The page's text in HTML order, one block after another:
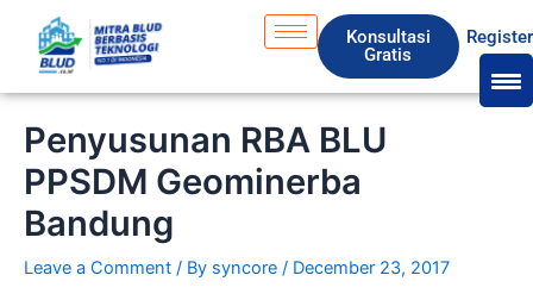
content
Konsultasi
Gratis
Register
Penyusunan RBA BLU
PPSDM Geominerba
Bandung
Leave a Comment / By syncore / December 23, 2017
c
h